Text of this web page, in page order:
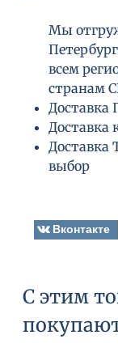
Мы
всем
странам
Доставка
Доставка
Доставка
выбор
Вконтакте
С этим